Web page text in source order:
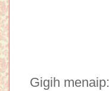
Gigih menaip: